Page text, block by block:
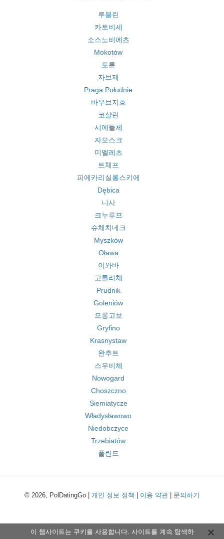
루블린
카토비세
소스노비에츠
Mokotów
토룬
자브제
Praga Południe
바우브지흐
코샬린
시에들체
자모스크
미엘레츠
트체프
피에카리실롱스키에
Dębica
니사
크누루프
슈체치네크
Myszków
Oława
이와바
고를리체
Prudnik
Goleniów
므롱고보
Gryfino
Krasnystaw
완추트
스우비체
Nowogard
Choszczno
Siemiatycze
Władysławowo
Niedobczyce
Trzebiatów
폴란드
© 2026, PolDatingGo | 개인 정보 정책 이용 약관 문의하기
이 웹사이트는 쿠키를 사용합니다. 사이트를 계속 탐색하